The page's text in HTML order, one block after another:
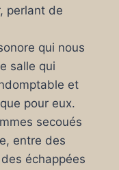
perlant de
qui nous
salle qui
et
pour eux.
secoués
entre des
échappées